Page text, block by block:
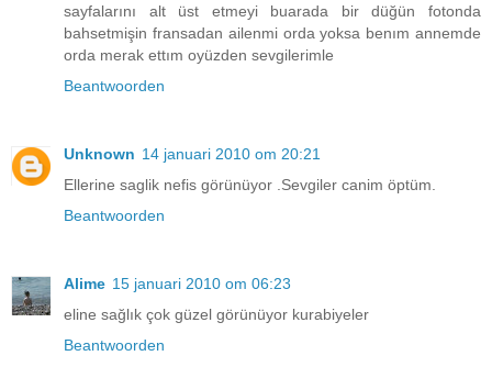
sayfalarını alt üst etmeyi buarada bir düğün fotonda
bahsetmişin fransadan ailenmi orda yoksa benım annemde
orda merak ettım oyüzden sevgilerimle
Beantwoorden
Unknown 14 januari 2010 om 20:21
Ellerine saglik nefis görünüyor .Sevgiler canim öptüm.
Beantwoorden
Alime 15 januari 2010 om 06:23
eline sağlık çok güzel görünüyor kurabiyeler
Beantwoorden